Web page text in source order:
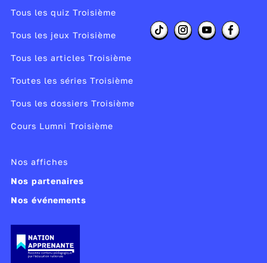
Tous les quiz Troisième
Tous les jeux Troisième
Tous les articles Troisième
Toutes les séries Troisième
Tous les dossiers Troisième
Cours Lumni Troisième
Nos affiches
Nos partenaires
Nos événements